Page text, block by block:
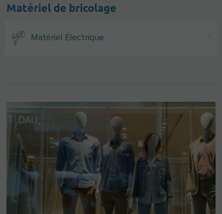
Matériel de bricolage
Matériel Électrique